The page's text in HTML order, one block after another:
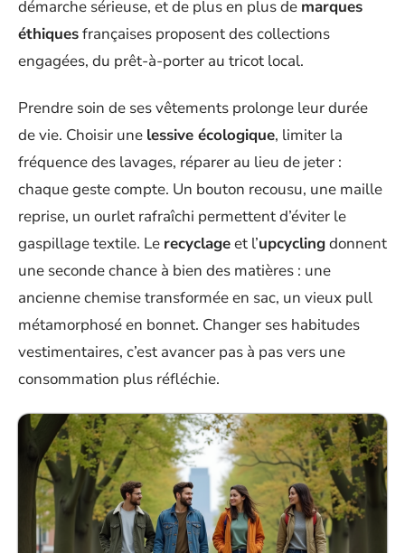
démarche sérieuse, et de plus en plus de marques
éthiquesfrançaises proposent des collections
engagées, du prêt-à-porter au tricot local.
Prendre soin de ses vêtements prolonge leur durée
de vie. Choisir une lessive écologique, limiter la
fréquence des lavages, réparer au lieu de jeter :
chaque geste compte. Un bouton recousu, une maille
reprise, un ourlet rafraîchi permettent d’éviter le
gaspillage textile. Le recyclageet l’upcyclingdonnent
une seconde chance à bien des matières : une
ancienne chemise transformée en sac, un vieux pull
métamorphosé en bonnet. Changer ses habitudes
vestimentaires, c’est avancer pas à pas vers une
consommation plus réfléchie.